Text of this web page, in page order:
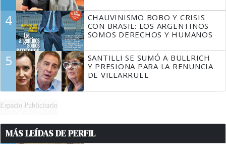
4
CHAUVINISMO BOBO Y CRISIS
CON BRASIL: LOS ARGENTINOS
SOMOS DERECHOS Y HUMANOS
5
SANTILLI SE SUMÓ A BULLRICH
Y PRESIONA PARA LA RENUNCIA
DE VILLARRUEL
Espacio Publicitario
MÁS LEÍDAS DE PERFIL